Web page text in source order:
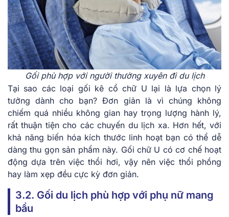
Gối phù hợp với người thường xuyên đi du lịch
Tại sao các loại gối kê cổ chữ U lại là lựa chọn lý
tưởng dành cho bạn? Đơn giản là vì chúng không
chiếm quá nhiều không gian hay trọng lượng hành lý,
rất thuận tiện cho các chuyến du lịch xa. Hơn hết, với
khả năng biến hóa kích thước linh hoạt bạn có thể dễ
dàng thu gọn sản phẩm này. Gối chữ U có cơ chế hoạt
động dựa trên việc thổi hơi, vậy nên việc thổi phồng
hay làm xẹp đều cực kỳ đơn giản.
3.2. Gối du lịch phù hợp với phụ nữ mang
bầu